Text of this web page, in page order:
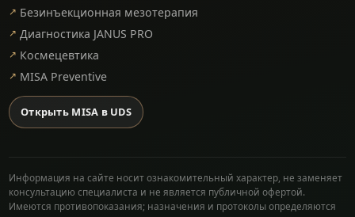
Безинъекционная мезотерапия
Диагностика JANUS PRO
Космецевтика
MISA Preventive
Открыть MISA в UDS
Информация на сайте носит ознакомительный характер, не заменяет
консультацию специалиста и не является публичной офертой.
Имеются противопоказания; назначения и протоколы определяются